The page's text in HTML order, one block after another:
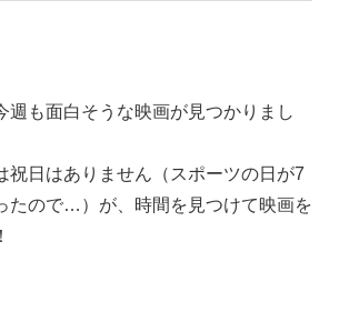
週も面白そうな映画が見つかりまし
祝日はありません（スポーツの日が7
たので…）が、時間を見つけて映画を